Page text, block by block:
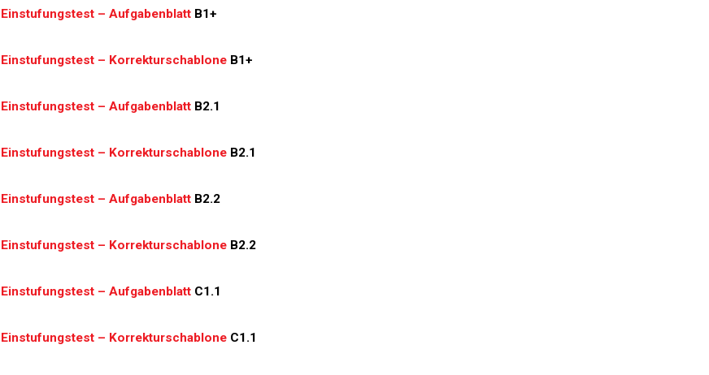
Einstufungstest – Aufgabenblatt B1+
Einstufungstest – Korrekturschablone B1+
Einstufungstest – Aufgabenblatt B2.1
Einstufungstest – Korrekturschablone B2.1
Einstufungstest – Aufgabenblatt B2.2
Einstufungstest – Korrekturschablone B2.2
Einstufungstest – Aufgabenblatt C1.1
Einstufungstest – Korrekturschablone C1.1